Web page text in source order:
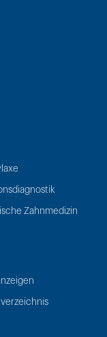
Zahnmedizin